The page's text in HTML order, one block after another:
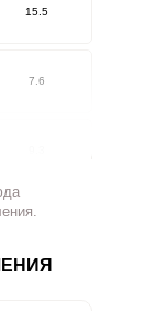
15.5
7.6
16